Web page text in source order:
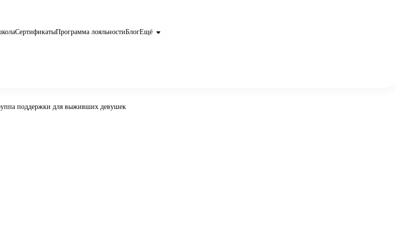
СертификатыПрограмма лояльностиБлогЕщё
поддержки для выживших девушек